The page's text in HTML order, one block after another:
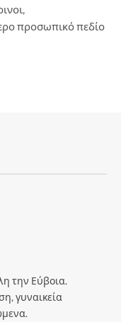
προσωπικό πεδίο
την Εύβοια.
γυναικεία